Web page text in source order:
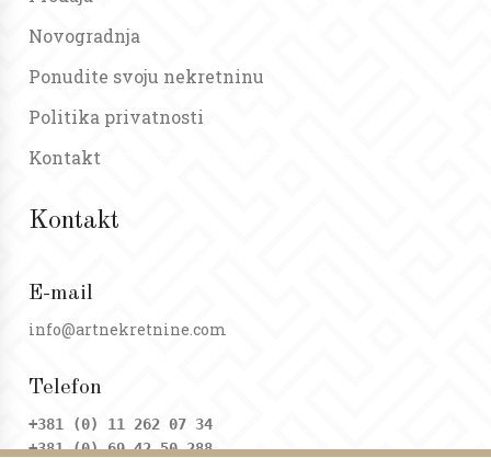
Novogradnja
Ponudite svoju nekretninu
Politika privatnosti
Kontakt
Kontakt
E-mail
info@artnekretnine.com
Telefon
+381 (0) 11 262 07 34
+381 (0) 69 42 50 288